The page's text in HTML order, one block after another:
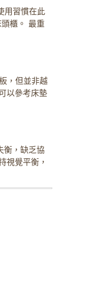
用習慣在此
櫃。 最重
，但並非越
以參考床墊
衡，缺乏協
視覺平衡，